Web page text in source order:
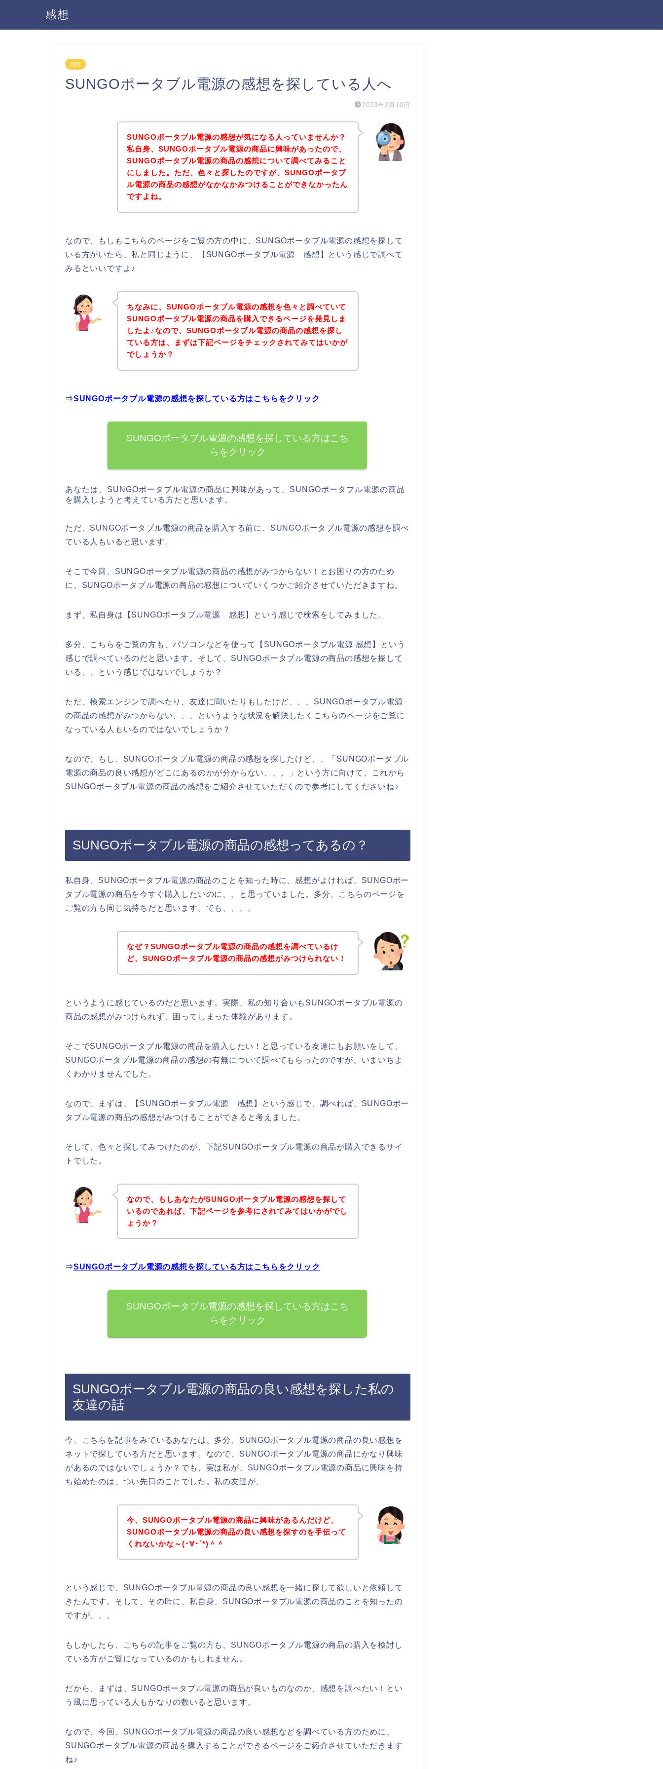
感想
感想
SUNGOポータブル電源の感想を探している人へ
2023年2月10日
SUNGOポータブル電源の感想が気になる人っていませんか？
私自身、SUNGOポータブル電源の商品に興味があったので、
SUNGOポータブル電源の商品の感想について調べてみること
にしました。ただ、色々と探したのですが、SUNGOポータブ
ル電源の商品の感想がなかなかみつけることができなかったん
ですよね。
なので、もしもこちらのページをご覧の方の中に、SUNGOポータブル電源の感想を探して
いる方がいたら、私と同じように、【SUNGOポータブル電源 感想】という感じで調べて
みるといいですよ♪
ちなみに、SUNGOポータブル電源の感想を色々と調べていて
SUNGOポータブル電源の商品を購入できるページを発見しま
したよ♪なので、SUNGOポータブル電源の商品の感想を探し
ている方は、まずは下記ページをチェックされてみてはいかが
でしょうか？
⇒SUNGOポータブル電源の感想を探している方はこちらをクリック
SUNGOポータブル電源の感想を探している方はこち
らをクリック
あなたは、SUNGOポータブル電源の商品に興味があって、SUNGOポータブル電源の商品
を購入しようと考えている方だと思います。
ただ、SUNGOポータブル電源の商品を購入する前に、SUNGOポータブル電源の感想を調べ
ている人もいると思います。
そこで今回、SUNGOポータブル電源の商品の感想がみつからない！とお困りの方のため
に、SUNGOポータブル電源の商品の感想についていくつかご紹介させていただきますね。
まず、私自身は【SUNGOポータブル電源 感想】という感じで検索をしてみました。
多分、こちらをご覧の方も、パソコンなどを使って【SUNGOポータブル電源 感想】という
感じで調べているのだと思います。そして、SUNGOポータブル電源の商品の感想を探して
いる、、という感じではないでしょうか？
ただ、検索エンジンで調べたり、友達に聞いたりもしたけど、、、SUNGOポータブル電源
の商品の感想がみつからない、、、というような状況を解決したくこちらのページをご覧に
なっている人もいるのではないでしょうか？
なので、もし、SUNGOポータブル電源の商品の感想を探したけど、、「SUNGOポータブル
電源の商品の良い感想がどこにあるのかが分からない、、、」という方に向けて、これから
SUNGOポータブル電源の商品の感想をご紹介させていただくので参考にしてくださいね♪
SUNGOポータブル電源の商品の感想ってあるの？
私自身、SUNGOポータブル電源の商品のことを知った時に、感想がよければ、SUNGOポー
タブル電源の商品を今すぐ購入したいのに、、と思っていました。多分、こちらのページを
ご覧の方も同じ気持ちだと思います。でも、、、。
なぜ？SUNGOポータブル電源の商品の感想を調べているけ
ど、SUNGOポータブル電源の商品の感想がみつけられない！
というように感じているのだと思います。実際、私の知り合いもSUNGOポータブル電源の
商品の感想がみつけられず、困ってしまった体験があります。
そこでSUNGOポータブル電源の商品を購入したい！と思っている友達にもお願いをして、
SUNGOポータブル電源の商品の感想の有無について調べてもらったのですが、いまいちよ
くわかりませんでした。
なので、まずは、【SUNGOポータブル電源 感想】という感じで、調べれば、SUNGOポー
タブル電源の商品の感想がみつけることができると考えました。
そして、色々と探してみつけたのが、下記SUNGOポータブル電源の商品が購入できるサイ
トでした。
なので、もしあなたがSUNGOポータブル電源の感想を探して
いるのであれば、下記ページを参考にされてみてはいかがでし
ょうか？
⇒SUNGOポータブル電源の感想を探している方はこちらをクリック
SUNGOポータブル電源の感想を探している方はこち
らをクリック
SUNGOポータブル電源の商品の良い感想を探した私の
友達の話
今、こちらを記事をみているあなたは、多分、SUNGOポータブル電源の商品の良い感想を
ネットで探している方だと思います。なので、SUNGOポータブル電源の商品にかなり興味
があるのではないでしょうか？でも、実は私が、SUNGOポータブル電源の商品に興味を持
ち始めたのは、つい先日のことでした。私の友達が、
今、SUNGOポータブル電源の商品に興味があるんだけど、
SUNGOポータブル電源の商品の良い感想を探すのを手伝って
くれないかな～(･∀･`*)＾＾
という感じで、SUNGOポータブル電源の商品の良い感想を一緒に探して欲しいと依頼して
きたんです。そして、その時に、私自身、SUNGOポータブル電源の商品のことを知ったの
ですが、、、
もしかしたら、こちらの記事をご覧の方も、SUNGOポータブル電源の商品の購入を検討し
ている方がご覧になっているのかもしれません。
だから、まずは、SUNGOポータブル電源の商品が良いものなのか、感想を調べたい！とい
う風に思っている人もかなりの数いると思います。
なので、今回、SUNGOポータブル電源の商品の良い感想などを調べている方のために、
SUNGOポータブル電源の商品を購入することができるページをご紹介させていただきます
ね♪